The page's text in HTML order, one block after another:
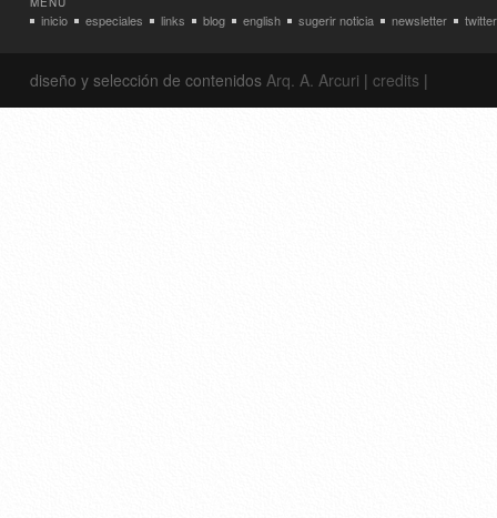
inicio especiales links blog english sugerir noticia newsletter twitter
diseño y selección de contenidos Arq. A. Arcuri | credits |